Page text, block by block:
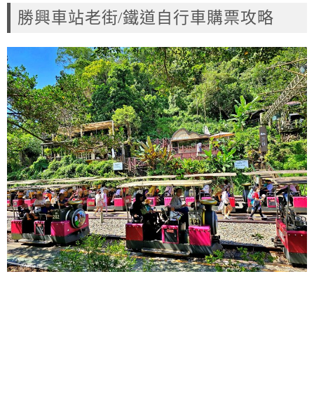
勝興車站老街/鐵道自行車購票攻略